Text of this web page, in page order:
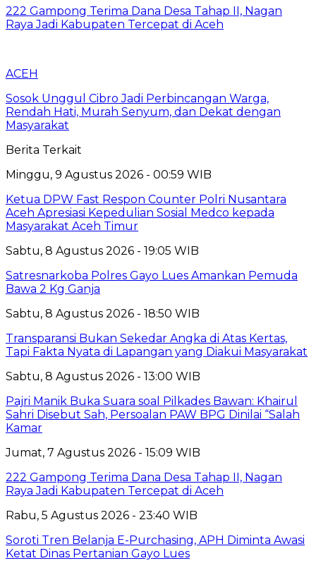
222 Gampong Terima Dana Desa Tahap II, Nagan
Raya Jadi Kabupaten Tercepat di Aceh
ACEH
Sosok Unggul Cibro Jadi Perbincangan Warga,
Rendah Hati, Murah Senyum, dan Dekat dengan
Masyarakat
Berita Terkait
Minggu, 9 Agustus 2026 - 00:59 WIB
Ketua DPW Fast Respon Counter Polri Nusantara
Aceh Apresiasi Kepedulian Sosial Medco kepada
Masyarakat Aceh Timur
Sabtu, 8 Agustus 2026 - 19:05 WIB
Satresnarkoba Polres Gayo Lues Amankan Pemuda
Bawa 2 Kg Ganja
Sabtu, 8 Agustus 2026 - 18:50 WIB
Transparansi Bukan Sekedar Angka di Atas Kertas,
Tapi Fakta Nyata di Lapangan yang Diakui Masyarakat
Sabtu, 8 Agustus 2026 - 13:00 WIB
Pajri Manik Buka Suara soal Pilkades Bawan: Khairul
Sahri Disebut Sah, Persoalan PAW BPG Dinilai “Salah
Kamar
Jumat, 7 Agustus 2026 - 15:09 WIB
222 Gampong Terima Dana Desa Tahap II, Nagan
Raya Jadi Kabupaten Tercepat di Aceh
Rabu, 5 Agustus 2026 - 23:40 WIB
Soroti Tren Belanja E-Purchasing, APH Diminta Awasi
Ketat Dinas Pertanian Gayo Lues